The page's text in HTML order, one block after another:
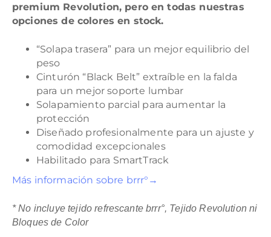
premium Revolution, pero en todas nuestras
opciones de colores en stock.
“Solapa trasera” para un mejor equilibrio del
peso
Cinturón “Black Belt” extraíble en la falda
para un mejor soporte lumbar
Solapamiento parcial para aumentar la
protección
Diseñado profesionalmente para un ajuste y
comodidad excepcionales
Habilitado para SmartTrack
Más información sobre brrr°→
* No incluye tejido refrescante brrr°, Tejido Revolution ni
Bloques de Color